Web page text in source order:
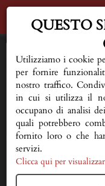
AL
QUESTO
Utilizziamo i cookie
per fornire
nostro traffico.
in cui si utilizza il
occupano di analisi
quali potrebbero
fornito loro o che
servizi.
Clicca qui per